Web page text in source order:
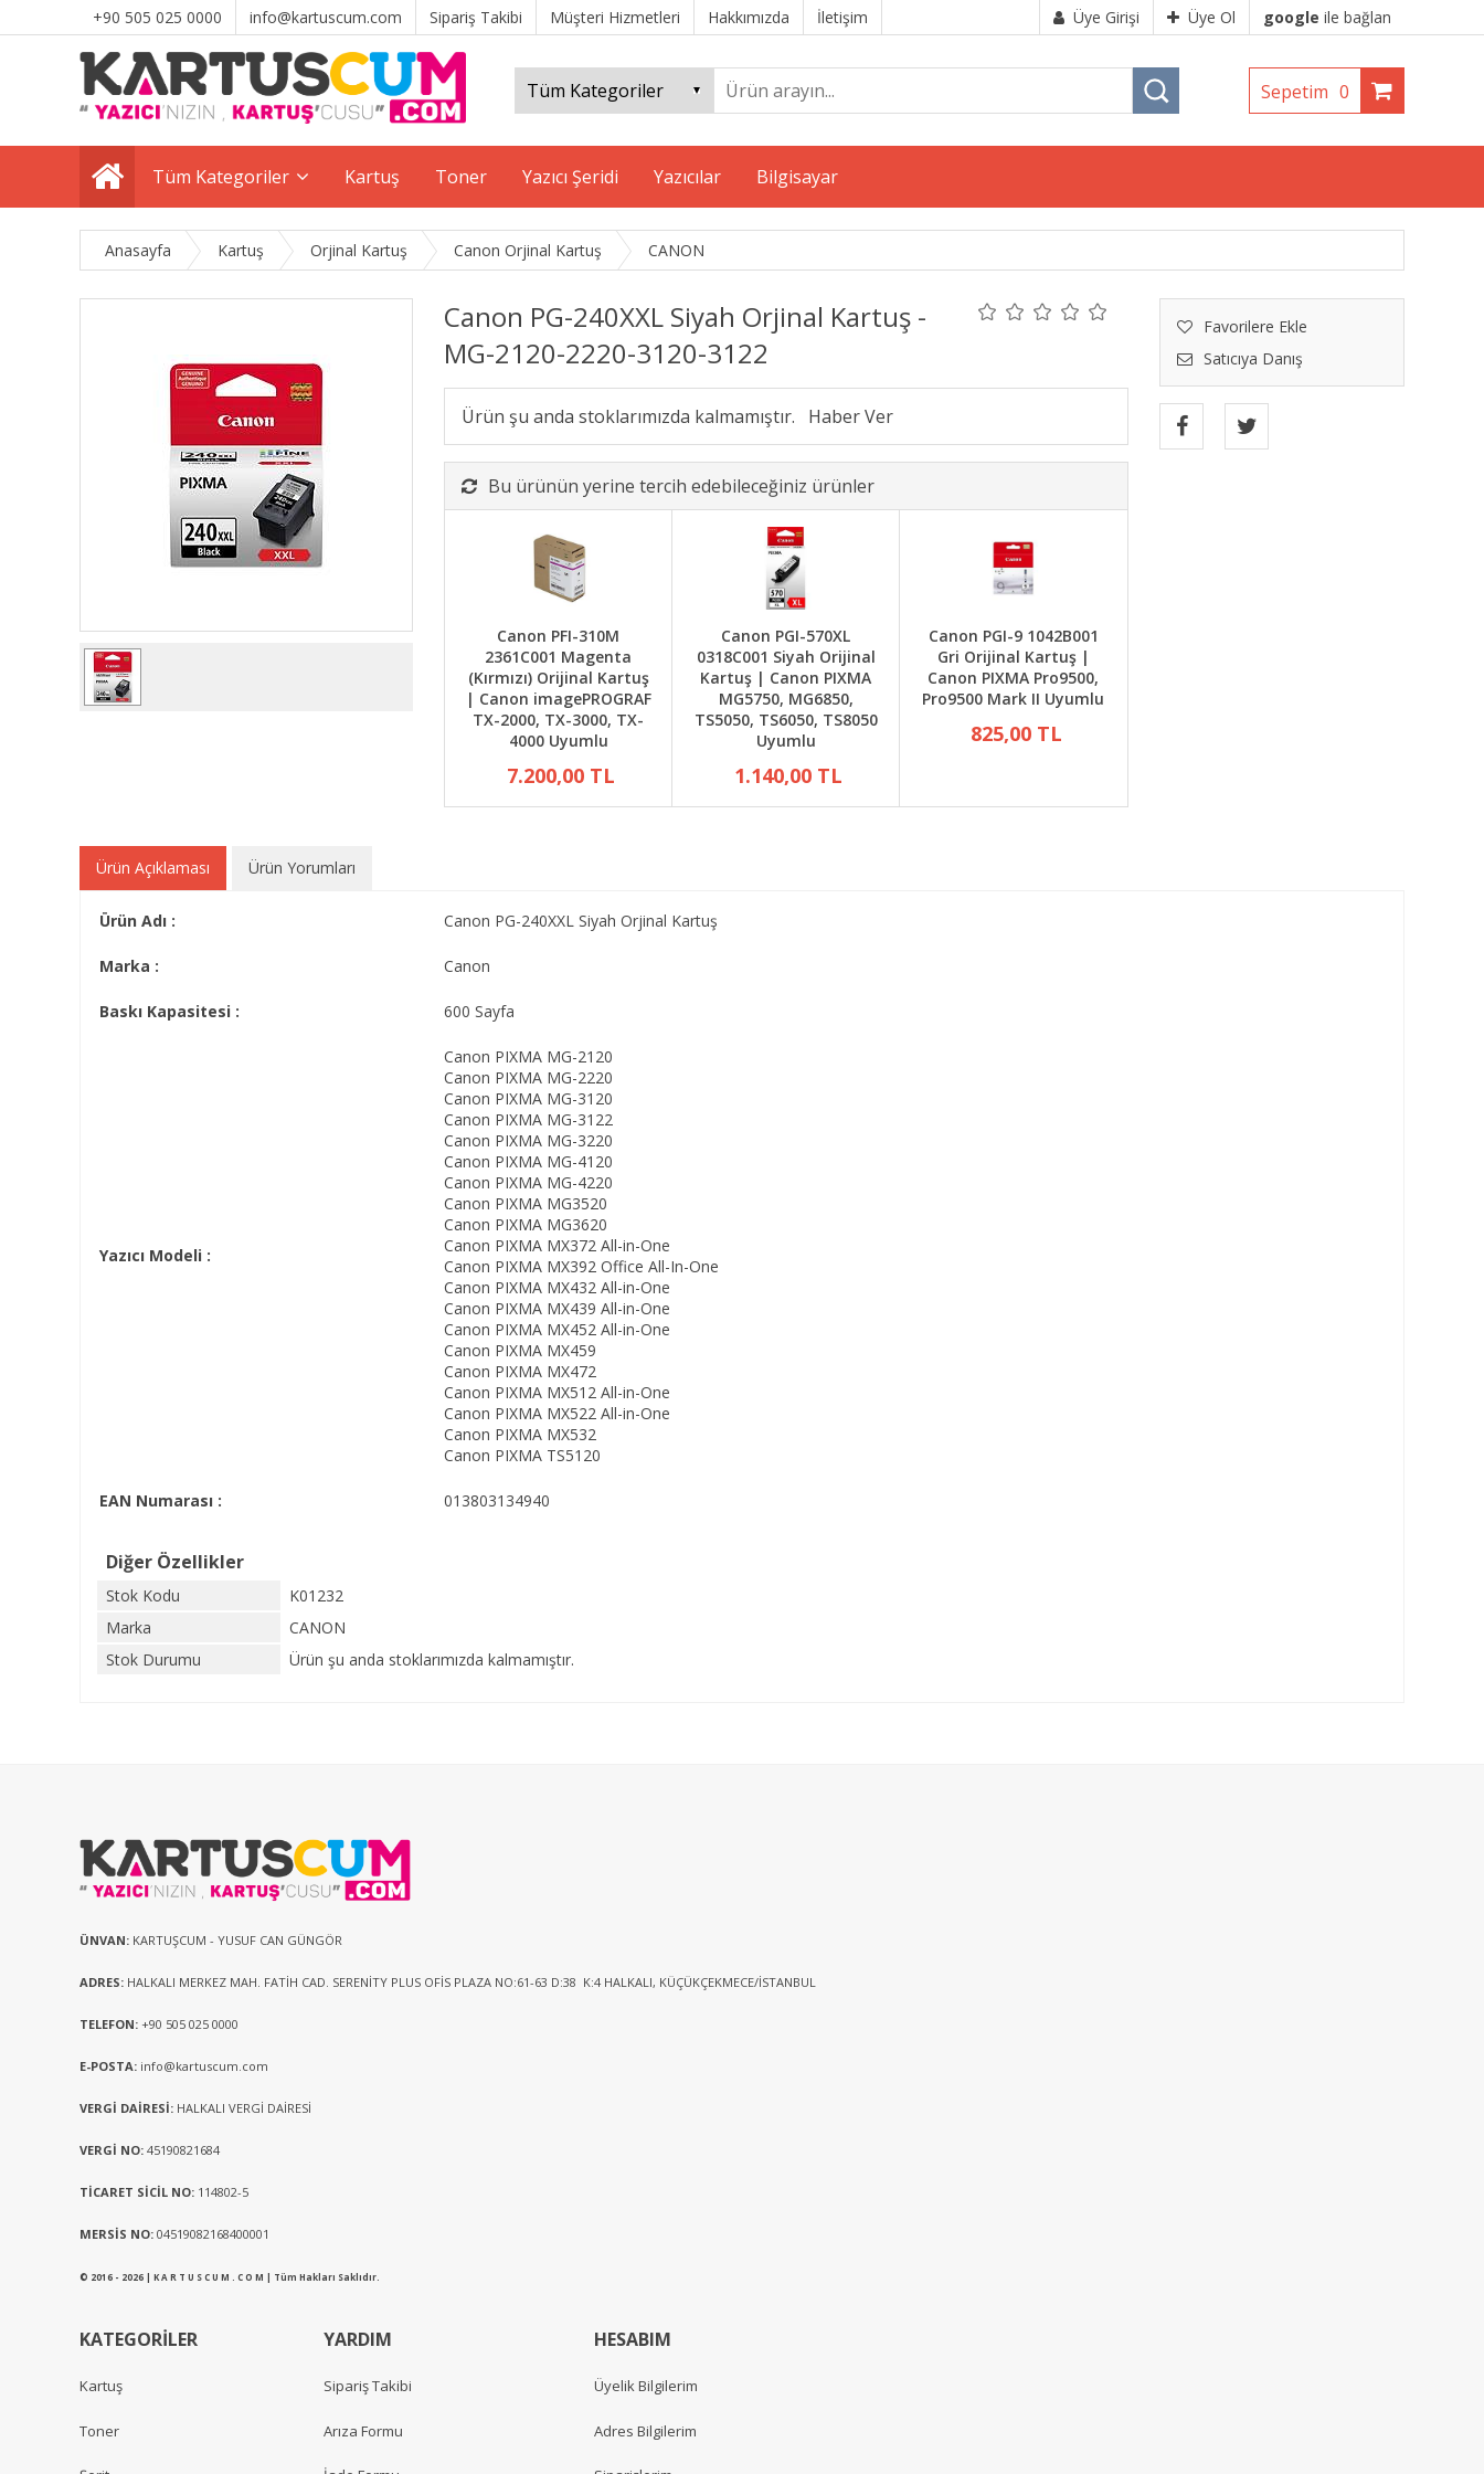
+90 505 025 0000 info@kartuscum.com Sipariş Takibi Müşteri Hizmetleri Hakkımızda İletişim Üye Girişi Üye Ol google ile bağlan
Sepetim 0
Tüm Kategoriler Kartuş Toner Yazıcı Şeridi Yazıcılar Bilgisayar
Anasayfa Kartuş Orjinal Kartuş Canon Orjinal Kartuş CANON
Canon PG-240XXL Siyah Orjinal Kartuş -
MG-2120-2220-3120-3122
Favorilere Ekle
Satıcıya Danış
Ürün şu anda stoklarımızda kalmamıştır.
Bu ürünün yerine tercih edebileceğiniz ürünler
Canon PFI-310M
2361C001 Magenta
(Kırmızı) Orijinal Kartuş
| Canon imagePROGRAF
TX-2000, TX-3000, TX-
4000 Uyumlu
7.200,00 TL
Canon PGI-570XL
0318C001 Siyah Orijinal
Kartuş | Canon PIXMA
MG5750, MG6850,
TS5050, TS6050, TS8050
Uyumlu
1.140,00 TL
Canon PGI-9 1042B001
Gri Orijinal Kartuş |
Canon PIXMA Pro9500,
Pro9500 Mark II Uyumlu
825,00 TL
Ürün Açıklaması Ürün Yorumları
Ürün Adı : Canon PG-240XXL Siyah Orjinal Kartuş
Marka : Canon
Baskı Kapasitesi : 600 Sayfa
Yazıcı Modeli :
Canon PIXMA MG-2120
Canon PIXMA MG-2220
Canon PIXMA MG-3120
Canon PIXMA MG-3122
Canon PIXMA MG-3220
Canon PIXMA MG-4120
Canon PIXMA MG-4220
Canon PIXMA MG3520
Canon PIXMA MG3620
Canon PIXMA MX372 All-in-One
Canon PIXMA MX392 Office All-In-One
Canon PIXMA MX432 All-in-One
Canon PIXMA MX439 All-in-One
Canon PIXMA MX452 All-in-One
Canon PIXMA MX459
Canon PIXMA MX472
Canon PIXMA MX512 All-in-One
Canon PIXMA MX522 All-in-One
Canon PIXMA MX532
Canon PIXMA TS5120
EAN Numarası : 013803134940
Diğer Özellikler
Stok Kodu
K01232
Marka
CANON
Stok Durumu
Ürün şu anda stoklarımızda kalmamıştır.
ÜNVAN: KARTUŞCUM - YUSUF CAN GÜNGÖR
ADRES: HALKALI MERKEZ MAH. FATİH CAD. SERENİTY PLUS OFİS PLAZA NO:61-63 D:38 K:4 HALKALI, KÜÇÜKÇEKMECE/İSTANBUL
TELEFON: +90 505 025 0000
E-POSTA: info@kartuscum.com
VERGİ DAİRESİ: HALKALI VERGİ DAİRESİ
VERGİ NO: 45190821684
TİCARET SİCİL NO: 114802-5
MERSİS NO: 04519082168400001
© 2016 - 2026 | K A R T U S C U M . C O M | Tüm Hakları Saklıdır.
KATEGORİLER
Kartuş
Toner
YARDIM
Sipariş Takibi
Arıza Formu
HESABIM
Üyelik Bilgilerim
Adres Bilgilerim